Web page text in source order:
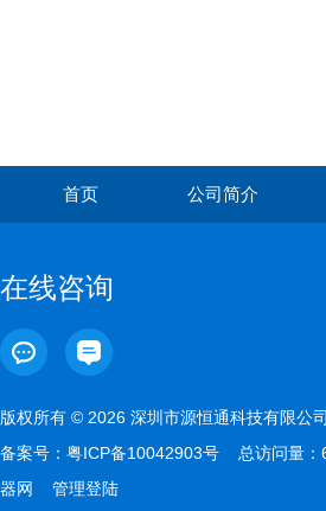
首页 公司简介
在线咨询
版权所有 © 2026 深圳市源恒通科技有限公
备案号： 粤ICP备10042903号 总访问量：
器网
管理登陆